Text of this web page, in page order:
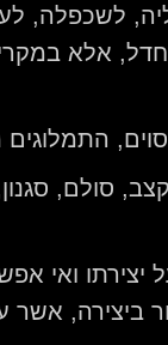
לשכפלה,
מחדל, אלא
התמלוגים
סולם,
יצירתו ואי
אשר